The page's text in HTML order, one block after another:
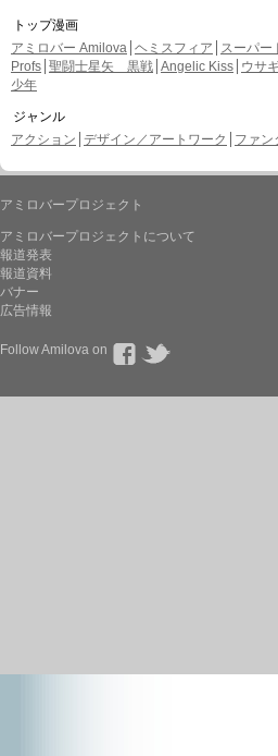
トップ漫画
アミロバー Amilova ヘミスフィア スーパー
Profs 聖闘士星矢 黒戦 Angelic Kiss ウサ
少年
ジャンル
アクション デザイン／アートワーク ファン
アミロバープロジェクト
アミロバープロジェクトについて
報道発表
報道資料
バナー
広告情報
Follow Amilova on